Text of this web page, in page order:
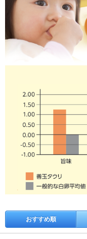
おすすめ順